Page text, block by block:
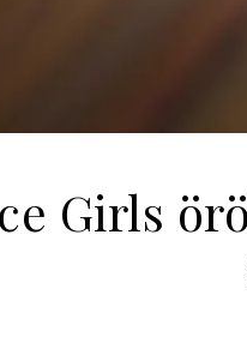
Girls